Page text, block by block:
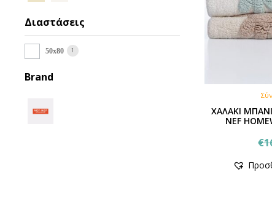
ΧΑΛΑΚΙ
NEF
€
Διαστάσεις
50x80 1
Brand